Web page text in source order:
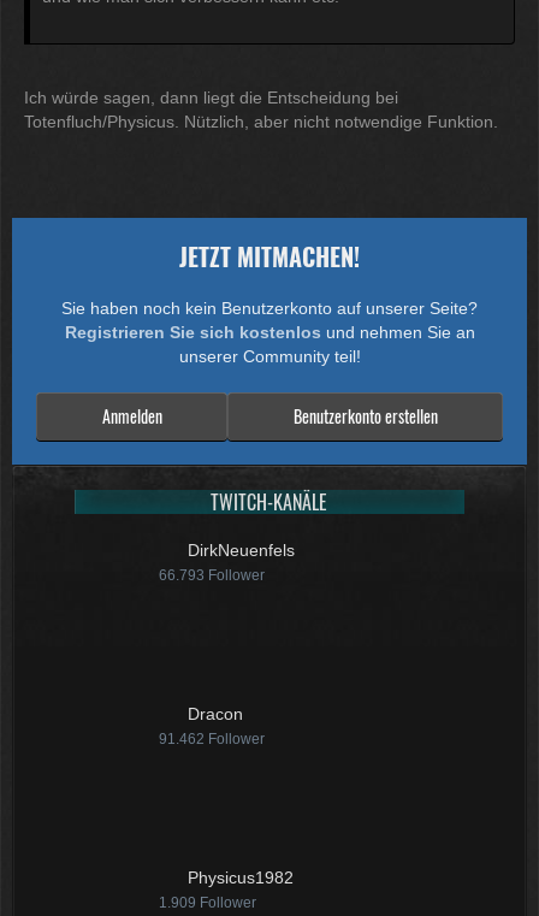
Ich würde sagen, dann liegt die Entscheidung bei
Totenfluch/Physicus. Nützlich, aber nicht notwendige Funktion.
JETZT MITMACHEN!
Sie haben noch kein Benutzerkonto auf unserer Seite?
Registrieren Sie sich kostenlos und nehmen Sie an
unserer Community teil!
Benutzerkonto erstellen
Anmelden
TWITCH-KANÄLE
DirkNeuenfels
66.793 Follower
Dracon
91.462 Follower
Physicus1982
1.909 Follower